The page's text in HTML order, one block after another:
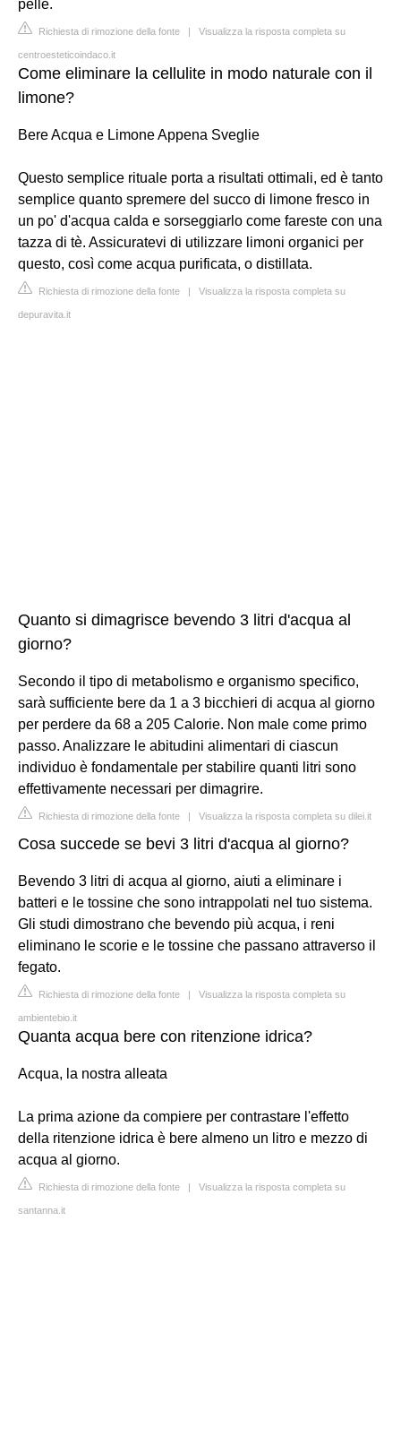
pelle.
Richiesta di rimozione della fonte | Visualizza la risposta completa su
centroesteticoindaco.it
Come eliminare la cellulite in modo naturale con il
limone?
Bere Acqua e Limone Appena Sveglie
Questo semplice rituale porta a risultati ottimali, ed è tanto
semplice quanto spremere del succo di limone fresco in
un po' d'acqua calda e sorseggiarlo come fareste con una
tazza di tè. Assicuratevi di utilizzare limoni organici per
questo, così come acqua purificata, o distillata.
Richiesta di rimozione della fonte | Visualizza la risposta completa su
depuravita.it
Quanto si dimagrisce bevendo 3 litri d'acqua al
giorno?
Secondo il tipo di metabolismo e organismo specifico,
sarà sufficiente bere da 1 a 3 bicchieri di acqua al giorno
per perdere da 68 a 205 Calorie. Non male come primo
passo. Analizzare le abitudini alimentari di ciascun
individuo è fondamentale per stabilire quanti litri sono
effettivamente necessari per dimagrire.
Richiesta di rimozione della fonte | Visualizza la risposta completa su dilei.it
Cosa succede se bevi 3 litri d'acqua al giorno?
Bevendo 3 litri di acqua al giorno, aiuti a eliminare i
batteri e le tossine che sono intrappolati nel tuo sistema.
Gli studi dimostrano che bevendo più acqua, i reni
eliminano le scorie e le tossine che passano attraverso il
fegato.
Richiesta di rimozione della fonte | Visualizza la risposta completa su
ambientebio.it
Quanta acqua bere con ritenzione idrica?
Acqua, la nostra alleata
La prima azione da compiere per contrastare l'effetto
della ritenzione idrica è bere almeno un litro e mezzo di
acqua al giorno.
Richiesta di rimozione della fonte | Visualizza la risposta completa su
santanna.it